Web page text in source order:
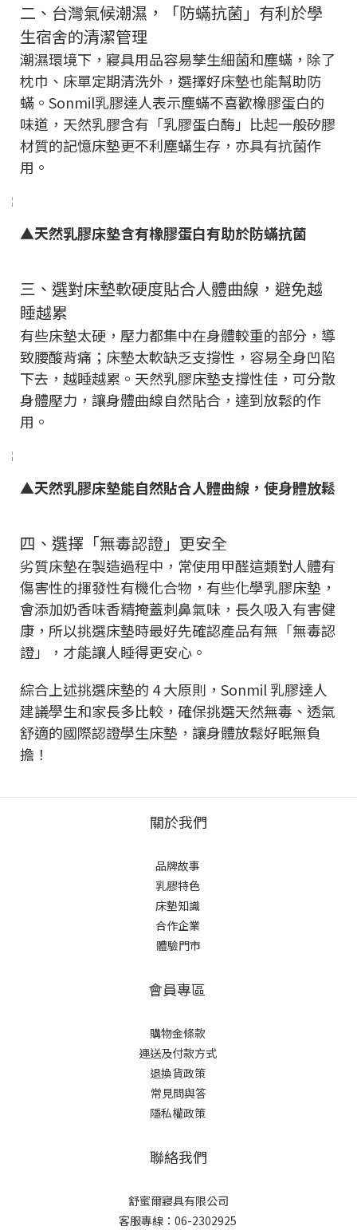
二、台灣氣候潮濕，「防蟎抗菌」有利於學
生宿舍的清潔管理
潮濕環境下，寢具用品容易孳生細菌和塵蟎，除了
枕巾、床單定期清洗外，選擇好床墊也能幫助防
蟎。Sonmil乳膠達人表示塵蟎不喜歡橡膠蛋白的
味道，天然乳膠含有「乳膠蛋白酶」比起一般矽膠
材質的記憶床墊更不利塵蟎生存，亦具有抗菌作
用。
▲天然乳膠床墊含有橡膠蛋白有助於防蟎抗菌
三、選對床墊軟硬度貼合人體曲線，避免越
睡越累
有些床墊太硬，壓力都集中在身體較重的部分，導
致腰酸背痛；床墊太軟缺乏支撐性，容易全身凹陷
下去，越睡越累。天然乳膠床墊支撐性佳，可分散
身體壓力，讓身體曲線自然貼合，達到放鬆的作
用。
▲天然乳膠床墊能自然貼合人體曲線，使身體放鬆
四、選擇「無毒認證」更安全
劣質床墊在製造過程中，常使用甲醛這類對人體有
傷害性的揮發性有機化合物，有些化學乳膠床墊，
會添加奶香味香精掩蓋刺鼻氣味，長久吸入有害健
康，所以挑選床墊時最好先確認產品有無「無毒認
證」，才能讓人睡得更安心。
綜合上述挑選床墊的 4 大原則，Sonmil 乳膠達人
建議學生和家長多比較，確保挑選天然無毒、透氣
舒適的國際認證學生床墊，讓身體放鬆好眠無負
擔！
關於我們
品牌故事
乳膠特色
床墊知識
合作企業
體驗門市
會員專區
購物金條款
運送及付款方式
退換貨政策
常見問與答
隱私權政策
聯絡我們
舒蜜爾寢具有限公司
客服專線：06-2302925